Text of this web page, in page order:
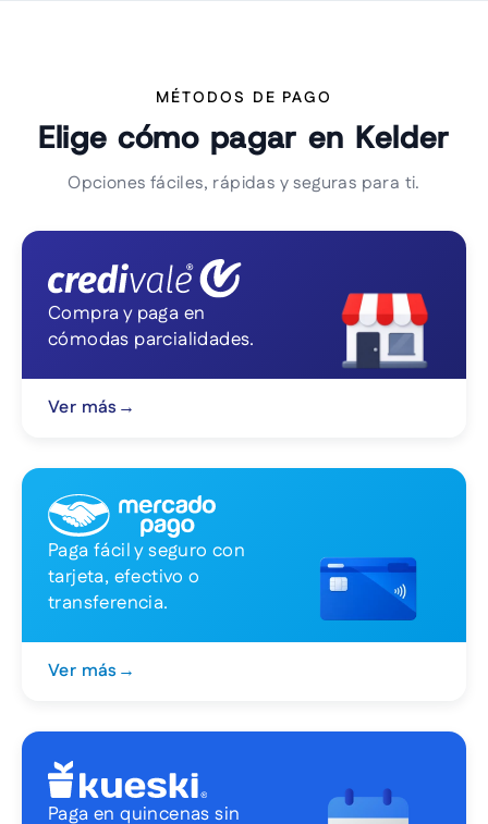
MÉTODOS DE PAGO
Elige cómo pagar en Kelder
Opciones fáciles, rápidas y seguras para ti.
Compra y paga en
cómodas parcialidades.
Ver más →
Paga fácil y seguro con
tarjeta, efectivo o
transferencia.
Ver más →
Paga en quincenas sin